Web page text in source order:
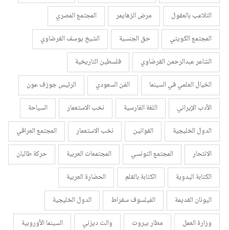
التلاعب بالعقول
مرض الزهايمر
المجتمع المصري
المجتمع الكويتي
حق الجنسية
الشيخ يوسف القرضاوي
الشاعر عبدالرحمن القرضاوي
فلسطين التاريخية
الخيال العلمي في السينما
الفن السعودي
الرئيس جوزف عون
الأدب الإيراني
اللغة الفارسية نخب الاستعمار
السياحة
الدول الخليجية
القوانين نخب الاستعمار
المجتمع العراقي
الانتحار
المجتمع التونسي المجتمعات العربية
حركة طالبان
الكتابة اليدوية
الكتابة بالقلم
الحضارة العربية
اليونان القديمة
الفيلسوف سقراط
الدول الخليجية
وزارة العمل
مطار بيروت والت ديزني السينما الأوروبية